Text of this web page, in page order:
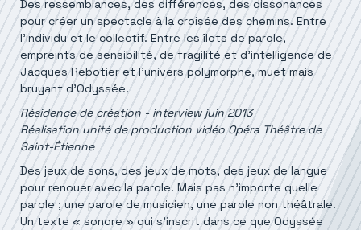
Des ressemblances, des différences, des dissonances
pour créer un spectacle à la croisée des chemins. Entre
l’individu et le collectif. Entre les îlots de parole,
empreints de sensibilité, de fragilité et d'intelligence de
Jacques Rebotier et l’univers polymorphe, muet mais
bruyant d’Odyssée.
Résidence de création - interview juin 2013
Réalisation unité de production vidéo Opéra Théâtre de
Saint-Étienne
Des jeux de sons, des jeux de mots, des jeux de langue
pour renouer avec la parole. Mais pas n'importe quelle
parole ; une parole de musicien, une parole non théâtrale.
Un texte « sonore » qui s'inscrit dans ce que Odyssée